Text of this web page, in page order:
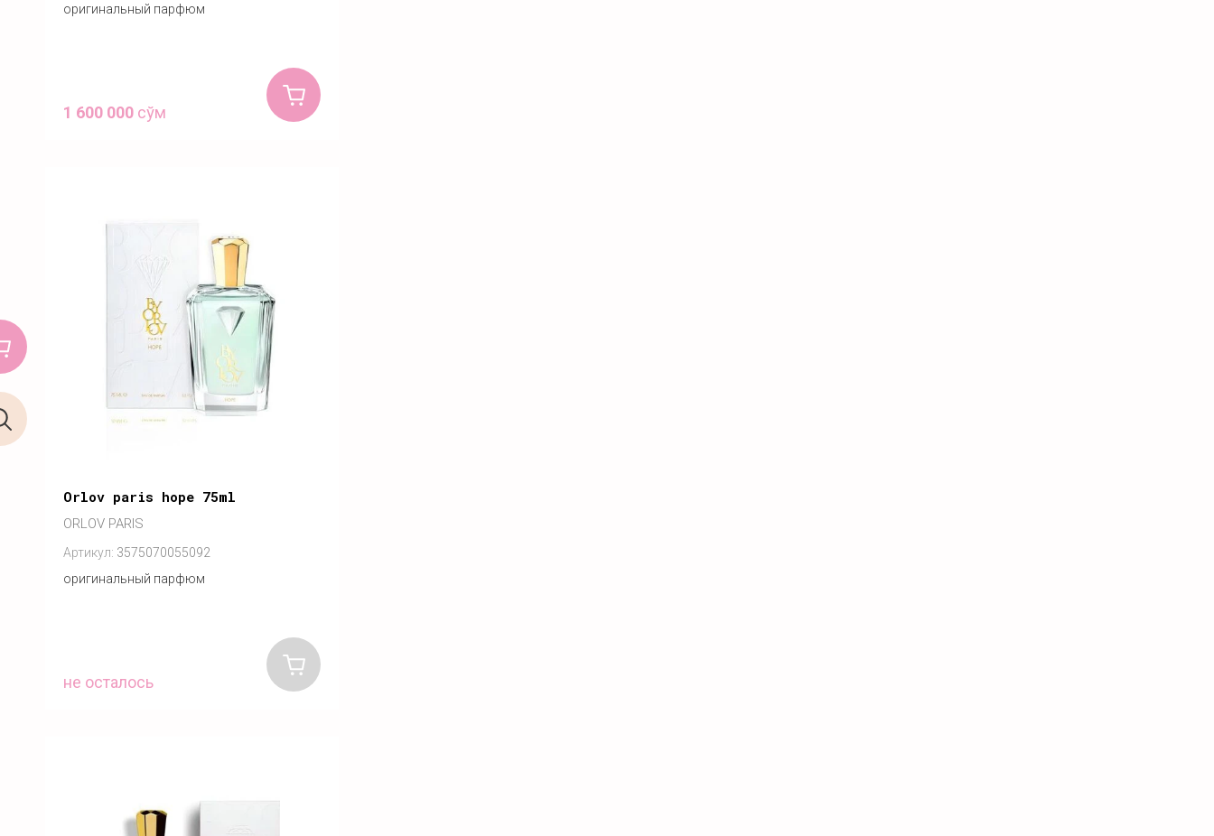
оригинальный парфюм
1 600 000 сўм
Orlov paris hope 75ml
ORLOV PARIS
Артикул: 3575070055092
оригинальный парфюм
не осталось